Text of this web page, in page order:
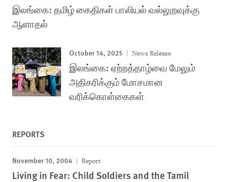
இலங்கை: தமிழ் கைதிகள் பாலியல் வல்லுறவுக்கு
ஆளாதல்
October 14, 2025 News Release
இலங்கை: ஏற்றத்தாழ்வை மேலும்
அதிகரிக்கும் மோசமான
வரிக்கொள்கைகள்
REPORTS
November 10, 2004 Report
Living in Fear: Child Soldiers and the Tamil